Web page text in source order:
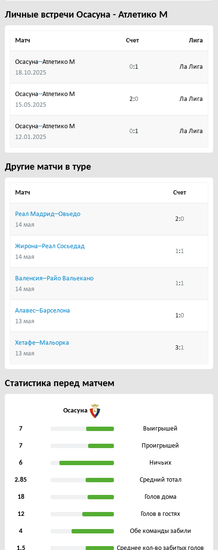
Личные встречи Осасуна - Атлетико М
Матч Счет Лига
Осасуна–Атлетико М
18.10.2025
0:1 Ла Лига
Осасуна–Атлетико М
15.05.2025
2:0 Ла Лига
Осасуна–Атлетико М
12.01.2025
0:1 Ла Лига
Другие матчи в туре
Матч Счет
Реал Мадрид–Овьедо
14 мая
2:0
Жирона–Реал Сосьедад
14 мая
1:1
Валенсия–Райо Вальекано
14 мая
1:1
Алавес–Барселона
13 мая
1:0
Хетафе–Мальорка
13 мая
3:1
Статистика перед матчем
Осасуна
7 Выигрышей
7 Проигрышей
6 Ничьих
2.85 Средний тотал
18 Голов дома
12 Голов в гостях
4 Обе команды забили
1.5 Среднее кол-во забитых голов